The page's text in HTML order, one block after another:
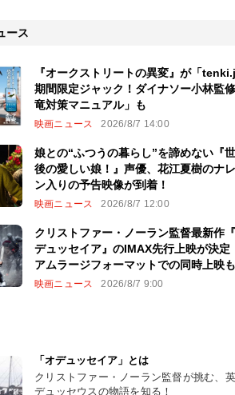
ース
『オークストリートの異変』が「
期間限定ジャック！ダイナソー小林監
竜対策マニュアル」も
映画ニュース 2026/8/7 14:00
娘との“ふつうの暮らし”を諦めない『
後の愛しい娘！』声優、花江夏樹のナ
ン入りの予告映像が到着！
映画ニュース 2026/8/7 12:00
クリストファー・ノーラン監督最新作
デュッセイア』のIMAX先行上映が決定
アムラージフォーマットでの同時上映も
映画ニュース 2026/8/7 9:00
「オデュッセイア」とは
クリストファー・ノーラン監督が挑む、
デュッセウスの物語を知る！